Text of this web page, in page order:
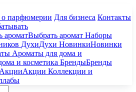
парфюмерии Для бизнеса Контакты
ароматВыбрать аромат Наборы
ДухиДухи НовинкиНовинки
Ароматы для дома и
и косметика БрендыБренды
АкцииАкции Коллекции и